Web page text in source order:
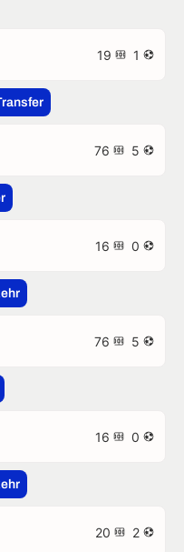
19 1
76 5
16 0
76 5
16 0
20 2